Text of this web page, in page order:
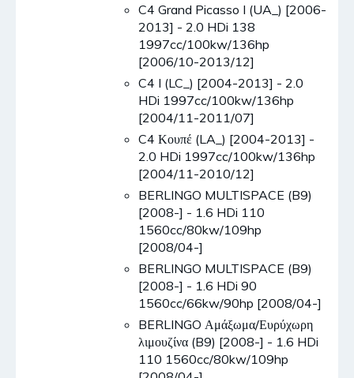
C4 Grand Picasso I (UA_) [2006-
2013] - 2.0 HDi 138
1997cc/100kw/136hp
[2006/10-2013/12]
C4 I (LC_) [2004-2013] - 2.0
HDi 1997cc/100kw/136hp
[2004/11-2011/07]
C4 Κουπέ (LA_) [2004-2013] -
2.0 HDi 1997cc/100kw/136hp
[2004/11-2010/12]
BERLINGO MULTISPACE (B9)
[2008-] - 1.6 HDi 110
1560cc/80kw/109hp
[2008/04-]
BERLINGO MULTISPACE (B9)
[2008-] - 1.6 HDi 90
1560cc/66kw/90hp [2008/04-]
BERLINGO Αμάξωμα/Ευρύχωρη
λιμουζίνα (B9) [2008-] - 1.6 HDi
110 1560cc/80kw/109hp